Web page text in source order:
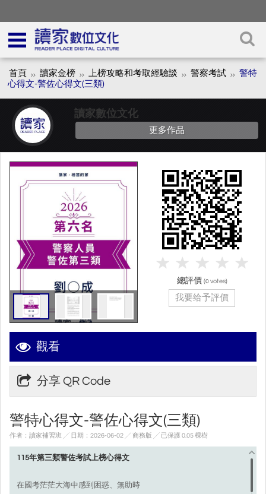
首頁 讀家金榜 上榜攻略和考取經驗談 警察考試
警特
心得文-警佐心得文(三類)
讀家數位文化
更多作品
觀看
分享 QR Code
警特心得文-警佐心得文(三類)
作者：讀家補習班 ╱ 日期：2026-06-02 ╱ 商務版 ╱ 已保護 0.05 棵樹
115年第三類警佐考試上榜心得文
在國考茫茫大海中感到困惑、無助時
總評價 (0 votes)
我要给予評價